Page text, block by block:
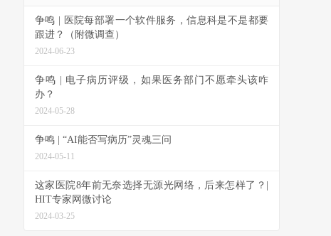
争鸣 | 医院每部署一个软件服务，信息科是不是都要
跟进？（附微调查）
2024-06-23
争鸣 | 电子病历评级，如果医务部门不愿牵头该咋
办？
2024-05-28
争鸣 | “AI能否写病历”灵魂三问
2024-05-11
这家医院8年前无奈选择无源光网络，后来怎样了？|
HIT专家网微讨论
2024-03-25